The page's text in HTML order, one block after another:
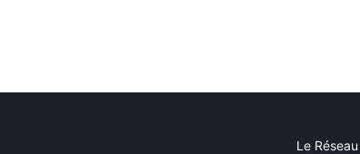
Le Réseau